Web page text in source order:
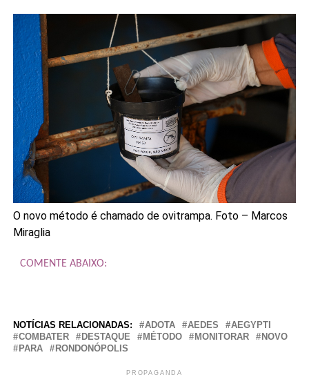
O novo método é chamado de ovitrampa. Foto – Marcos
Miraglia
COMENTE ABAIXO:
NOTÍCIAS RELACIONADAS: ADOTA AEDES
AEGYPTI
COMBATER
DESTAQUE MÉTODO MONITORAR
NOVO
PARA
RONDONÓPOLIS
PROPAGANDA